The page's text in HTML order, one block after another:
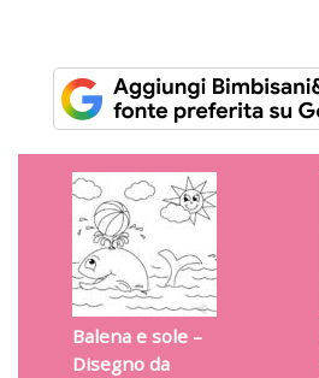
Balena e sole –
Disegno da